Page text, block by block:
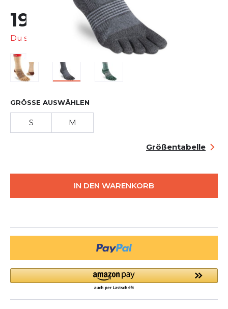
19,99 € 22,95 €
Du sparst
GRÖSSE AUSWÄHLEN
S M
Größentabelle
IN DEN WARENKORB